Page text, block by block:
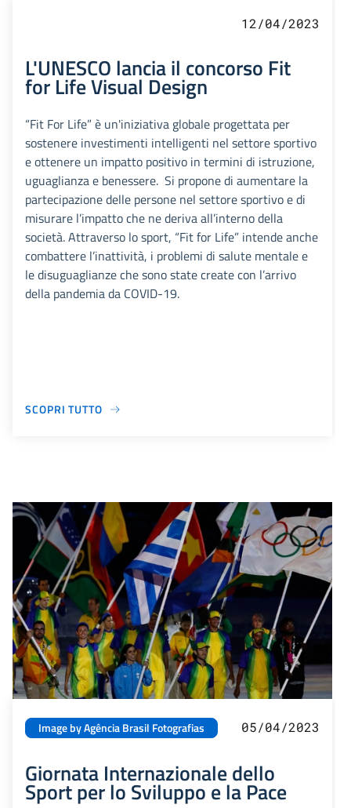
12/04/2023
L'UNESCO lancia il concorso Fit
for Life Visual Design
“Fit For Life” è un'iniziativa globale progettata per
sostenere investimenti intelligenti nel settore sportivo
e ottenere un impatto positivo in termini di istruzione,
uguaglianza e benessere. Si propone di aumentare la
partecipazione delle persone nel settore sportivo e di
misurare l’impatto che ne deriva all’interno della
società. Attraverso lo sport, “Fit for Life” intende anche
combattere l’inattività, i problemi di salute mentale e
le disuguaglianze che sono state create con l’arrivo
della pandemia da COVID-19.
SCOPRI TUTTO
Image by Agência Brasil Fotografias 05/04/2023
Giornata Internazionale dello
Sport per lo Sviluppo e la Pace